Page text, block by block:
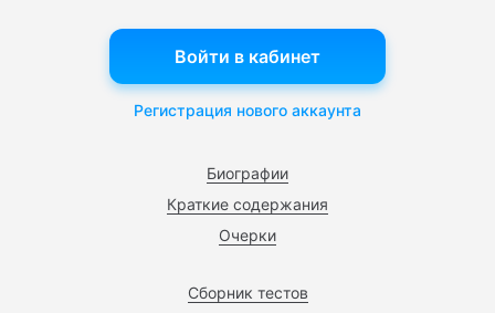
Биографии
Краткие содержания
Очерки
Сборник тестов
Войти в кабинет
Регистрация нового аккаунта